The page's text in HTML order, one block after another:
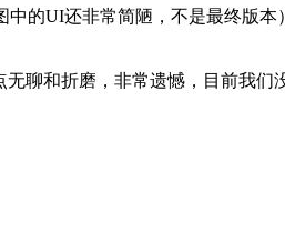
的UI还非常简陋，不是最终版
聊和折磨，非常遗憾，目前我